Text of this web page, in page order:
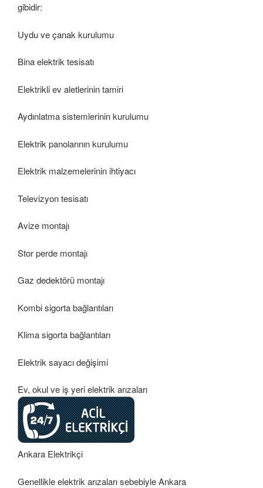
gibidir:
Uydu ve çanak kurulumu
Bina elektrik tesisatı
Elektrikli ev aletlerinin tamiri
Aydınlatma sistemlerinin kurulumu
Elektrik panolarının kurulumu
Elektrik malzemelerinin ihtiyacı
Televizyon tesisatı
Avize montajı
Stor perde montajı
Gaz dedektörü montajı
Kombi sigorta bağlantıları
Klima sigorta bağlantıları
Elektrik sayacı değişimi
Ev, okul ve iş yeri elektrik arızaları
Ankara Elektrikçi
Genellikle elektrik arızaları sebebiyle Ankara